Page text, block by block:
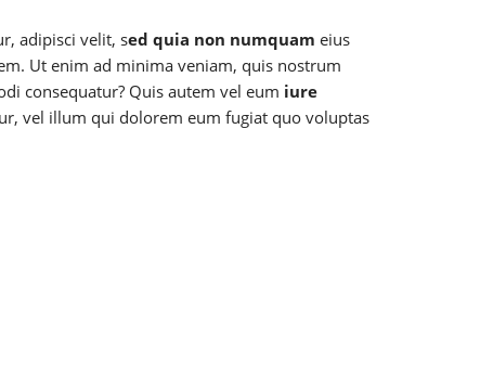
adipisci velit, sed quia non numquam eius
Ut enim ad minima veniam, quis nostrum
consequatur? Quis autem vel eum iure
vel illum qui dolorem eum fugiat quo voluptas